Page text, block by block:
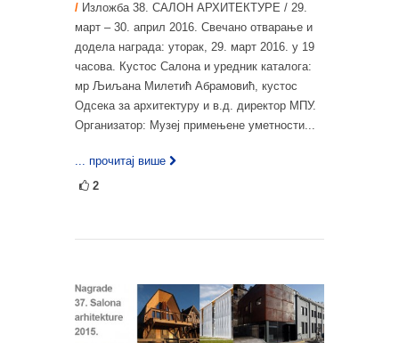
/ Изложба 38. САЛОН АРХИТЕКТУРЕ / 29.
март – 30. април 2016. Свечано отварање и
додела награда: уторак, 29. март 2016. у 19
часова. Кустос Салона и уредник каталога:
мр Љиљана Милетић Абрамовић, кустос
Одсека за архитектуру и в.д. директор МПУ.
Организатор: Музеј примењене уметности...
... прочитај више
2